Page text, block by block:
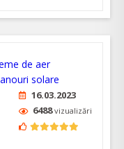
16.03.2023
6488vizualizări